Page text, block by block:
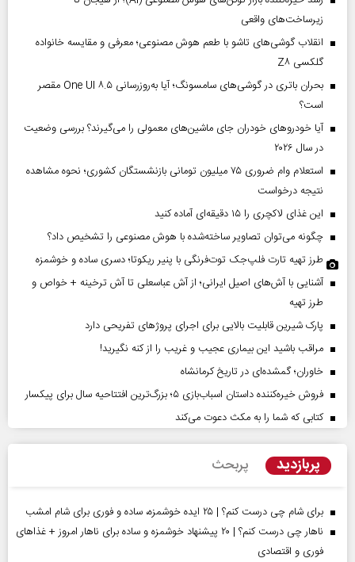
زیرساخت‌های واقعی
انقلاب گوشی‌های تاشو‌ با طعم هوش مصنوعی؛ معرفی و مقایسه خانواده
گلکسی Z۸
بحران باتری در گوشی‌های سامسونگ؛ آیا به‌روزرسانی One UI ۸.۵ مقصر
است؟
آیا خودروهای خودران جای ماشین‌های معمولی را می‌گیرند؟ بررسی وضعیت
در سال ۲۰۲۶
استعلام وام ضروری ۷۵ میلیون تومانی بازنشستگان کشوری؛ نحوه مشاهده
نتیجه درخواست
این غذای لاکچری را ۱۵ دقیقه‌ای آماده کنید
چگونه می‌توان تصاویر ساخته‌شده با هوش مصنوعی را تشخیص داد؟
طرز تهیه تارت فلپ‌جک توت‌فرنگی با پنیر ریکوتا؛ دسری ساده و خوشمزه
آشنایی با آش‌های اصیل ایرانی؛ از آش عباسعلی تا آش ترخینه + خواص و
طرز تهیه
پارک شیرین قابلیت‌ بالایی برای اجرای پروژهای تفریحی دارد
مراقب باشید این بیماری عجیب و غریب را از کنه نگیرید!
خاوران؛ گمشده‌ای در تاریخ کرمانشاه
فروش خیره‌کننده داستان اسباب‌بازی ۵؛ بزرگ‌ترین افتتاحیه سال برای پیکسار
کتابی که شما را به مکث دعوت می‌کند
پربازدید پربحث
برای شام چی درست کنم؟ | ۲۵ ایده خوشمزه، ساده و فوری برای شام امشب
ناهار چی درست کنم؟ | ۲۰ پیشنهاد خوشمزه و ساده برای ناهار امروز + غذاهای
فوری و اقتصادی